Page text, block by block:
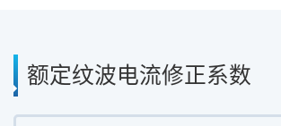
额定纹波电流修正系数